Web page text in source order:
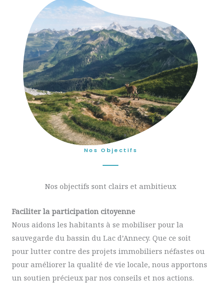
Nos Objectifs
Nos objectifs sont clairs et ambitieux
Faciliter la participation citoyenne
Nous aidons les habitants à se mobiliser pour la
sauvegarde du bassin du Lac d’Annecy. Que ce soit
pour lutter contre des projets immobiliers néfastes ou
pour améliorer la qualité de vie locale, nous apportons
un soutien précieux par nos conseils et nos actions.